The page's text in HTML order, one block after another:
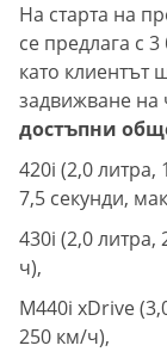
На старта на
се предлага с
като клиентът
задвижване на
достъпни
420i (2,0 литра,
7,5 секунди,
430i (2,0 литра,
ч),
M440i xDrive
250 км/ч),